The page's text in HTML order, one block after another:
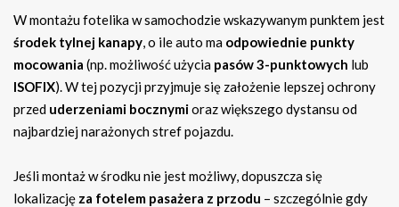
W montażu fotelika w samochodzie wskazywanym punktem jest
środek tylnej kanapy, o ile auto ma odpowiednie punkty
mocowania (np. możliwość użycia pasów 3-punktowych lub
ISOFIX). W tej pozycji przyjmuje się założenie lepszej ochrony
przed uderzeniami bocznymioraz większego dystansu od
najbardziej narażonych stref pojazdu.
Jeśli montaż w środku nie jest możliwy, dopuszcza się
lokalizację za fotelem pasażera z przodu – szczególnie gdy